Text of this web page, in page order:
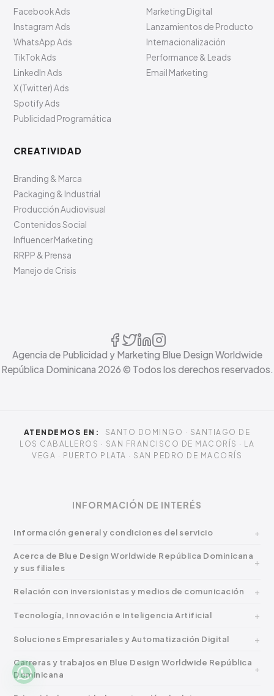
Facebook Ads
Instagram Ads
WhatsApp Ads
TikTok Ads
LinkedIn Ads
X (Twitter) Ads
Spotify Ads
Publicidad Programática
Marketing Digital
Lanzamientos de Producto
Internacionalización
Performance & Leads
Email Marketing
CREATIVIDAD
Branding & Marca
Packaging & Industrial
Producción Audiovisual
Contenidos Social
Influencer Marketing
RRPP & Prensa
Manejo de Crisis
Agencia de Publicidad y Marketing Blue Design Worldwide
República Dominicana 2026 © Todos los derechos reservados.
ATENDEMOS EN:
SANTO DOMINGO · SANTIAGO DE
LOS CABALLEROS · SAN FRANCISCO DE MACORÍS · LA
VEGA · PUERTO PLATA · SAN PEDRO DE MACORÍS
INFORMACIÓN DE INTERÉS
Información general y condiciones del servicio
Acerca de Blue Design Worldwide República Dominicana
y sus filiales
Relación con inversionistas y medios de comunicación
Tecnología, Innovación e Inteligencia Artificial
Soluciones Empresariales y Automatización Digital
Carreras y trabajos en Blue Design Worldwide República
Dominicana